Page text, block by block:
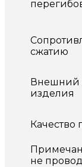
сжатию
Внешний
изделия
Качество
не